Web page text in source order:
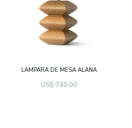
LAMPARA DE MESA ALANA
US$ 740.00